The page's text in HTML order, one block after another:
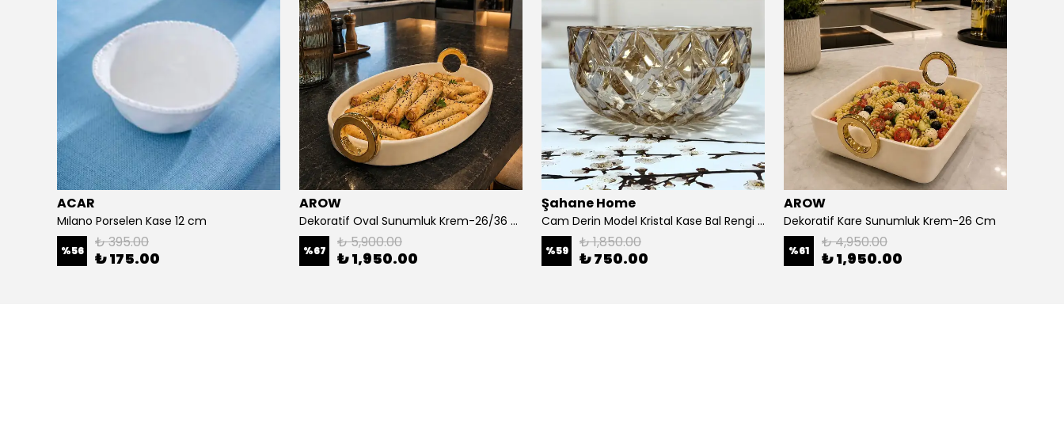
ACAR
Mılano Porselen Kase 12 cm
%56 ₺ 395.00
₺ 175.00
AROW
Dekoratif Oval Sunumluk Krem-26/36 Cm
%67 ₺ 5,900.00
₺ 1,950.00
Şahane Home
Cam Derin Model Kristal Kase Bal Rengi 24 Cm
%59 ₺ 1,850.00
₺ 750.00
AROW
Dekoratif Kare Sunumluk Krem-26 Cm
%61 ₺ 4,950.00
₺ 1,950.00